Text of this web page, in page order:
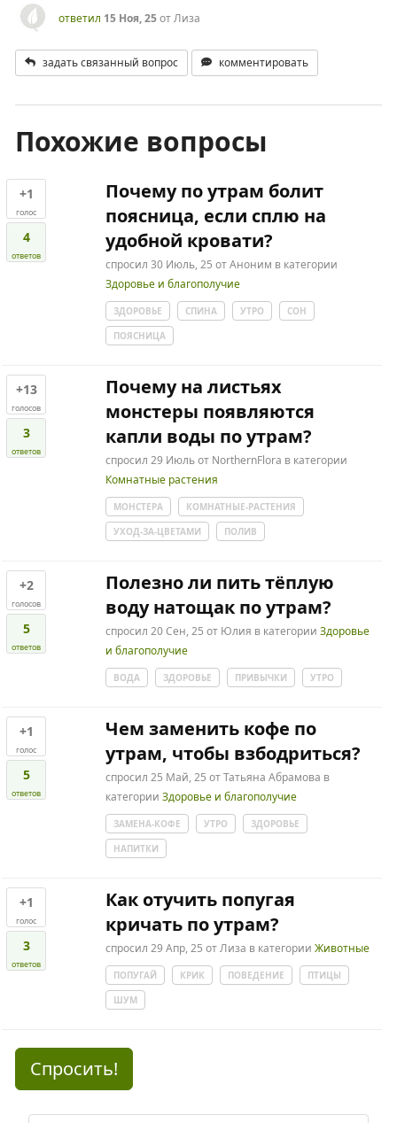
ответил 15 Ноя, 25отЛиза
задать связанный вопрос комментировать
Похожие вопросы
+1
голос
4
ответов
Почему по утрам болит
поясница, если сплю на
удобной кровати?
спросил 30 Июль, 25 отАноним в категории
Здоровье и благополучие
ЗДОРОВЬЕ СПИНА УТРО
СОН
ПОЯСНИЦА
+13
голосов
3
ответов
Почему на листьях
монстеры появляются
капли воды по утрам?
спросил 29 Июль от NorthernFlora в категории
Комнатные растения
МОНСТЕРА
КОМНАТНЫЕ-РАСТЕНИЯ
УХОД-ЗА-ЦВЕТАМИ
ПОЛИВ
+2
голосов
5
ответов
Полезно ли пить тёплую
воду натощак по утрам?
спросил 20 Сен, 25 от Юлия в категории Здоровье
и благополучие
ВОДА ЗДОРОВЬЕ ПРИВЫЧКИ УТРО
+1
голос
5
ответов
Чем заменить кофе по
утрам, чтобы взбодриться?
спросил 25 Май, 25 отТатьяна Абрамова в
категории Здоровье и благополучие
ЗАМЕНА-КОФЕ УТРО
ЗДОРОВЬЕ
НАПИТКИ
+1
голос
3
ответов
Как отучить попугая
кричать по утрам?
спросил 29 Апр, 25 отЛиза в категории Животные
ПОПУГАЙ КРИК ПОВЕДЕНИЕ
ПТИЦЫ
ШУМ
Спросить!